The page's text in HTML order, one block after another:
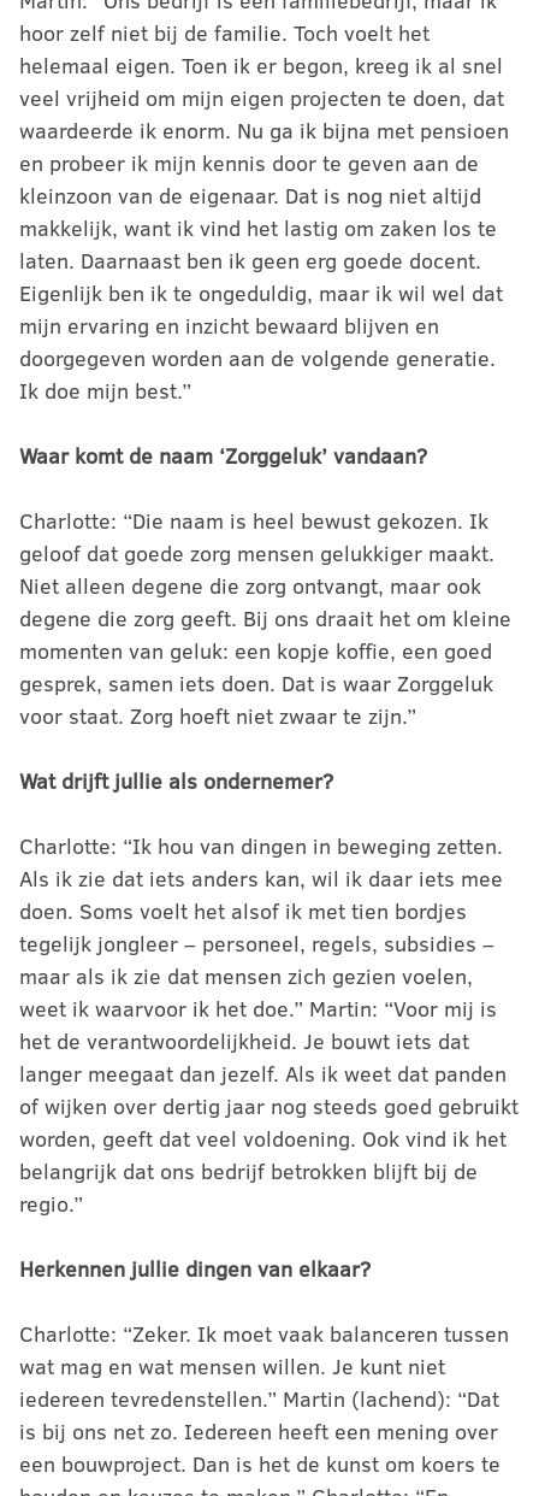
hoor zelf niet bij de familie. Toch voelt het
helemaal eigen. Toen ik er begon, kreeg ik al snel
veel vrijheid om mijn eigen projecten te doen, dat
waardeerde ik enorm. Nu ga ik bijna met pensioen
en probeer ik mijn kennis door te geven aan de
kleinzoon van de eigenaar. Dat is nog niet altijd
makkelijk, want ik vind het lastig om zaken los te
laten. Daarnaast ben ik geen erg goede docent.
Eigenlijk ben ik te ongeduldig, maar ik wil wel dat
mijn ervaring en inzicht bewaard blijven en
doorgegeven worden aan de volgende generatie.
Ik doe mijn best.”
Waar komt de naam ‘Zorggeluk’ vandaan?
Charlotte: “Die naam is heel bewust gekozen. Ik
geloof dat goede zorg mensen gelukkiger maakt.
Niet alleen degene die zorg ontvangt, maar ook
degene die zorg geeft. Bij ons draait het om kleine
momenten van geluk: een kopje koffie, een goed
gesprek, samen iets doen. Dat is waar Zorggeluk
voor staat. Zorg hoeft niet zwaar te zijn.”
Wat drijft jullie als ondernemer?
Charlotte: “Ik hou van dingen in beweging zetten.
Als ik zie dat iets anders kan, wil ik daar iets mee
doen. Soms voelt het alsof ik met tien bordjes
tegelijk jongleer – personeel, regels, subsidies –
maar als ik zie dat mensen zich gezien voelen,
weet ik waarvoor ik het doe.” Martin: “Voor mij is
het de verantwoordelijkheid. Je bouwt iets dat
langer meegaat dan jezelf. Als ik weet dat panden
of wijken over dertig jaar nog steeds goed gebruikt
worden, geeft dat veel voldoening. Ook vind ik het
belangrijk dat ons bedrijf betrokken blijft bij de
regio.”
Herkennen jullie dingen van elkaar?
Charlotte: “Zeker. Ik moet vaak balanceren tussen
wat mag en wat mensen willen. Je kunt niet
iedereen tevredenstellen.” Martin (lachend): “Dat
is bij ons net zo. Iedereen heeft een mening over
een bouwproject. Dan is het de kunst om koers te